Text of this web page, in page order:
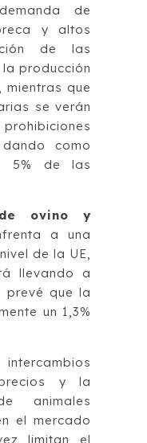
de
y altos
de las
producción
mientras que
se verán
como
5% de las
ovino y
a una
de la UE,
llevando a
prevé que la
un 1,3%
y la
animales
el mercado
limitan el